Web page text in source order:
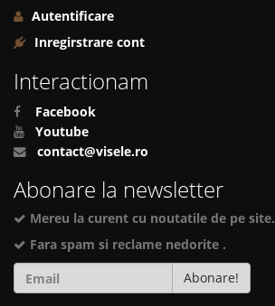
Autentificare
Inregirstrare cont
Interactionam
Facebook
Youtube
contact@visele.ro
Abonare la newsletter
Mereu la curent cu noutatile de pe site.
Fara spam si reclame nedorite .
Abonare!